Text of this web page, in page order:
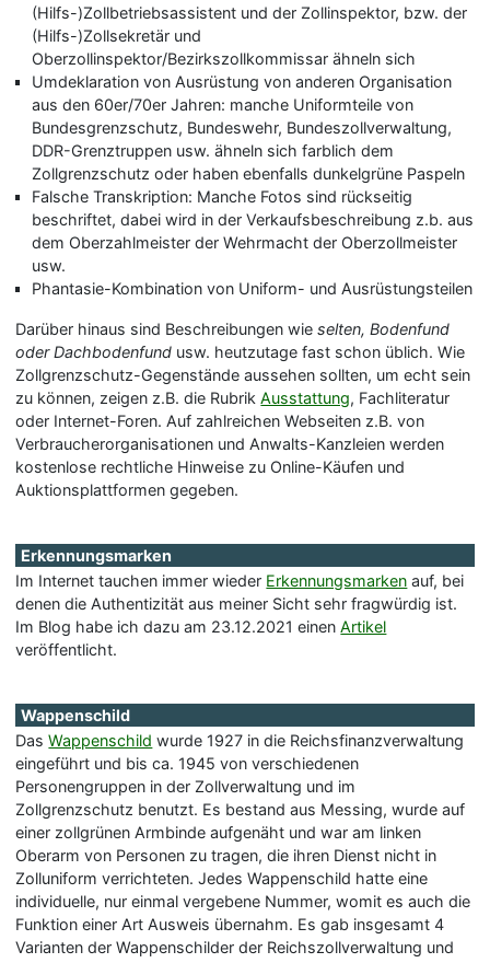
(Hilfs-)Zollbetriebsassistent und der Zollinspektor, bzw. der
(Hilfs-)Zollsekretär und
Oberzollinspektor/Bezirkszollkommissar ähneln sich
Umdeklaration von Ausrüstung von anderen Organisation
aus den 60er/70er Jahren: manche Uniformteile von
Bundesgrenzschutz, Bundeswehr, Bundeszollverwaltung,
DDR-Grenztruppen usw. ähneln sich farblich dem
Zollgrenzschutz oder haben ebenfalls dunkelgrüne Paspeln
Falsche Transkription: Manche Fotos sind rückseitig
beschriftet, dabei wird in der Verkaufsbeschreibung z.b. aus
dem Oberzahlmeister der Wehrmacht der Oberzollmeister
usw.
Phantasie-Kombination von Uniform- und Ausrüstungsteilen
Darüber hinaus sind Beschreibungen wieselten, Bodenfund
oder Dachbodenfund usw. heutzutage fast schon üblich. Wie
Zollgrenzschutz-Gegenstände aussehen sollten, um echt sein
zu können, zeigen z.B. die RubrikAusstattung, Fachliteratur
oder Internet-Foren. Auf zahlreichen Webseiten z.B. von
Verbraucherorganisationen und Anwalts-Kanzleien werden
kostenlose rechtliche Hinweise zu Online-Käufen und
Auktionsplattformen gegeben.
Erkennungsmarken
Im Internet tauchen immer wieder Erkennungsmarken auf, bei
denen die Authentizität aus meiner Sicht sehr fragwürdig ist.
Im Blog habe ich dazu am 23.12.2021 einenArtikel
veröffentlicht.
Wappenschild
DasWappenschild wurde 1927 in die Reichsfinanzverwaltung
eingeführt und bis ca. 1945 von verschiedenen
Personengruppen in der Zollverwaltung und im
Zollgrenzschutz benutzt. Es bestand aus Messing, wurde auf
einer zollgrünen Armbinde aufgenäht und war am linken
Oberarm von Personen zu tragen, die ihren Dienst nicht in
Zolluniform verrichteten. Jedes Wappenschild hatte eine
individuelle, nur einmal vergebene Nummer, womit es auch die
Funktion einer Art Ausweis übernahm. Es gab insgesamt 4
Varianten der Wappenschilder der Reichszollverwaltung und